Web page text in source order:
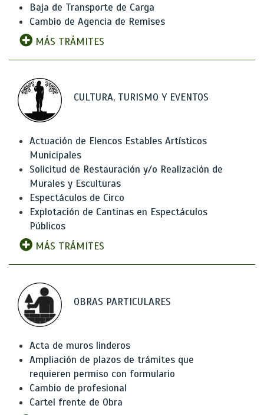
Baja de Transporte de Carga
Cambio de Agencia de Remises
MÁS TRÁMITES
CULTURA, TURISMO Y EVENTOS
Actuación de Elencos Estables Artísticos
Municipales
Solicitud de Restauración y/o Realización de
Murales y Esculturas
Espectáculos de Circo
Explotación de Cantinas en Espectáculos
Públicos
MÁS TRÁMITES
OBRAS PARTICULARES
Acta de muros linderos
Ampliación de plazos de trámites que
requieren permiso con formulario
Cambio de profesional
Cartel frente de Obra